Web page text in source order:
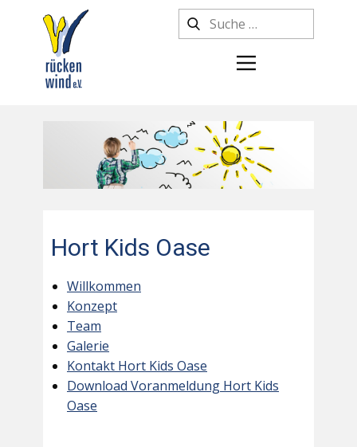
Hort Kids Oase
Willkommen
Konzept
Team
Galerie
Kontakt Hort Kids Oase
Download Voranmeldung Hort Kids
Oase